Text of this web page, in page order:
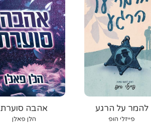
אהבה סוערת
הלן פאלן
להמר על הרגע
פייזלי הופ